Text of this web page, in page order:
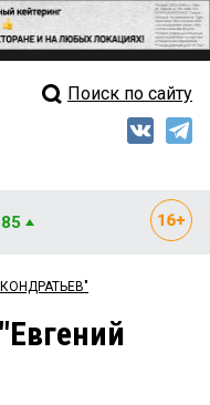
Свежий выпуск
Мнения
Рейтинги
Поиск по сайту
КОНДРАТЬЕВ"